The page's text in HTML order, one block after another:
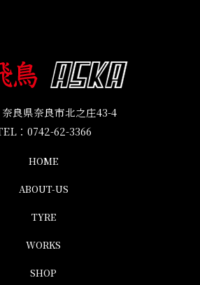
良県奈良市北之庄43-4
： 0742-62-3366
HOME
ABOUT-US
TYRE
WORKS
SHOP